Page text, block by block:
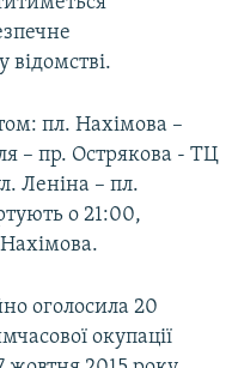
відомстві.
пл. Нахімова –
– пр. Острякова - ТЦ
Леніна – пл.
о 21:00,
оголосила 20
окупації